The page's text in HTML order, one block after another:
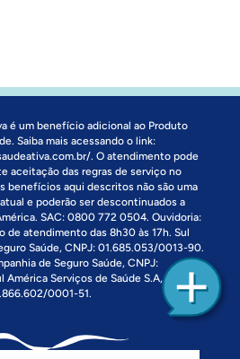
é um benefício adicional ao Produto
Saiba mais acessando o link:
. O atendimento pode
aceitação das regras de serviço no
benefícios aqui descritos não são uma
e poderão ser descontinuados a
SAC: 0800 772 0504. Ouvidoria:
de atendimento das 8h30 às 17h. Sul
Saúde, CNPJ: 01.685.053/0013-90.
de Seguro Saúde, CNPJ:
Serviços de Saúde S.A, CNPJ:
0001-51.